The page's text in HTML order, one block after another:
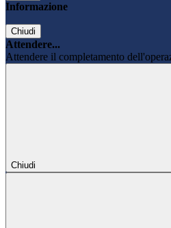
Informazione
Chiudi
Attendere...
Attendere il completamento
Chiudi